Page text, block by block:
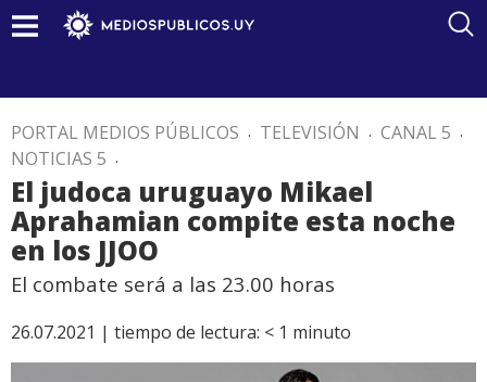
PORTAL MEDIOS PÚBLICOS . TELEVISIÓN . CANAL 5 .
NOTICIAS 5 .
El judoca uruguayo Mikael
Aprahamian compite esta noche
en los JJOO
El combate será a las 23.00 horas
26.07.2021 | tiempo de lectura: < 1 minuto